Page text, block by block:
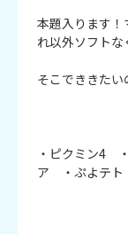
本題入ります
れ以外ソフト
そこでききた
・ピクミン4　
ア　・ぷよテト